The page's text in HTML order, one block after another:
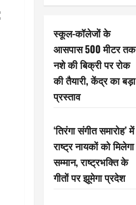
स्कूल-कॉलेजों के
आसपास 500 मीटर तक
नशे की बिक्री पर रोक
की तैयारी, केंद्र का बड़ा
प्रस्ताव
‘तिरंगा संगीत समारोह’ में
राष्ट्र नायकों को मिलेगा
सम्मान, राष्ट्रभक्ति के
गीतों पर झूमेगा प्रदेश